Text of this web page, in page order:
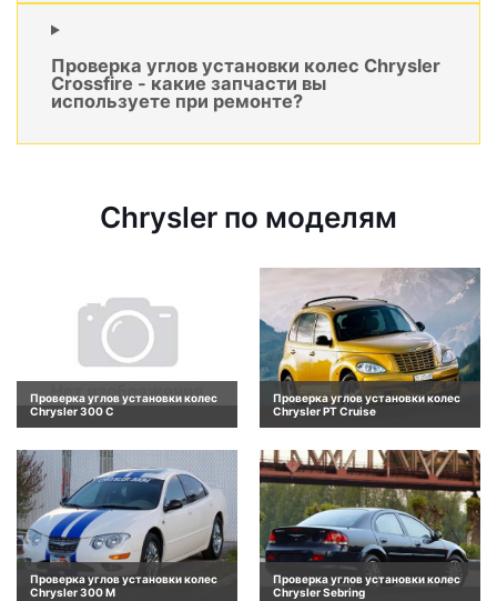
Проверка углов установки колес Chrysler
Crossfire - какие запчасти вы
используете при ремонте?
Chrysler по моделям
Проверка углов установки колес
Chrysler 300 C
Проверка углов установки колес
Chrysler PT Cruise
Проверка углов установки колес
Chrysler 300 M
Проверка углов установки колес
Chrysler Sebring